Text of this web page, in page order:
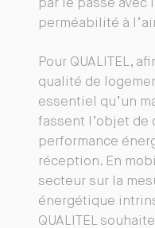
par le passé avec
perméabilité à
Pour QUALITEL,
qualité de
essentiel qu’un
fassent l’objet de
performance
réception. En
secteur sur la
énergétique
QUALITEL